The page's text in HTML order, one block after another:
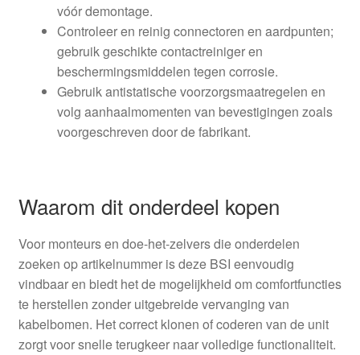
vóór demontage.
Controleer en reinig connectoren en aardpunten;
gebruik geschikte contactreiniger en
beschermingsmiddelen tegen corrosie.
Gebruik antistatische voorzorgsmaatregelen en
volg aanhaalmomenten van bevestigingen zoals
voorgeschreven door de fabrikant.
Waarom dit onderdeel kopen
Voor monteurs en doe-het-zelvers die onderdelen
zoeken op artikelnummer is deze BSI eenvoudig
vindbaar en biedt het de mogelijkheid om comfortfuncties
te herstellen zonder uitgebreide vervanging van
kabelbomen. Het correct klonen of coderen van de unit
zorgt voor snelle terugkeer naar volledige functionaliteit.